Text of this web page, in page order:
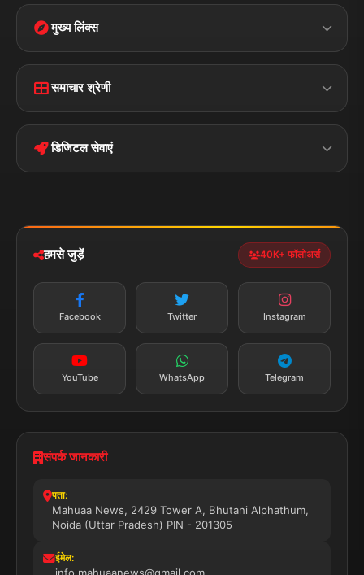
मुख्य लिंक्स
Disclaimer
Terms &
Privacy Policy
समाचार श्रेणी
पॉलिटिकल झारखण्ड
डिजिटल सेवाएं
न्यूज़ अलर्ट
सब्सक्राइब करें
हमसे जुड़ें 40K+ फॉलोअर्स
Facebook Twitter Instagram
YouTube WhatsApp Telegram
संपर्क जानकारी
पता:
Mahuaa News, 2429 Tower A, Bhutani Alphathum,
Noida (Uttar Pradesh) PIN - 201305
ईमेल: